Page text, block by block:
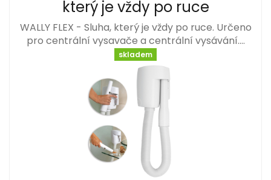
který je vždy po ruce
WALLY FLEX - Sluha, který je vždy po ruce. Určeno
pro centrální vysavače a centrální vysávání.…
skladem